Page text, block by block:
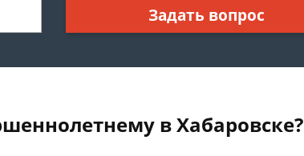
Задать вопрос
в Хабаровске?